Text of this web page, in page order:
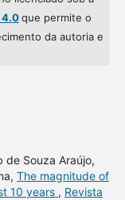
que permite o
da autoria e
de Souza Araújo,
The magnitude of
10 years , Revista